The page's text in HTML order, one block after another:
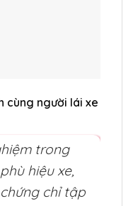
cùng người lái xe
trong
hiệu xe,
chỉ tập